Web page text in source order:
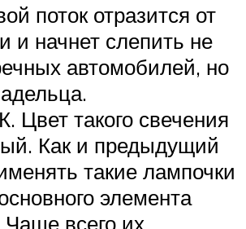
поток отразится от
и начнет слепить не
автомобилей, но
Цвет такого свечения
Как и предыдущий
такие лампочки
элемента
всего их